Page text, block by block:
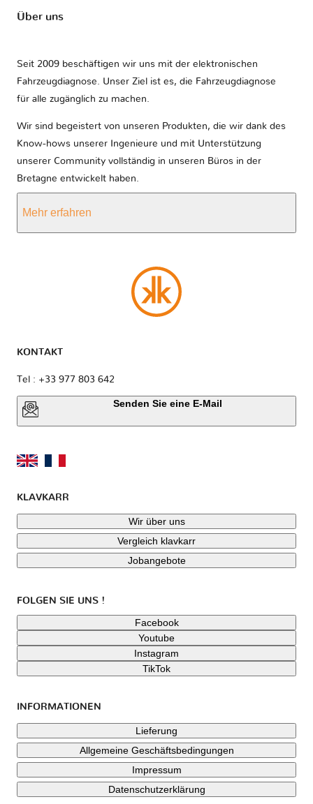
Über uns
Seit 2009 beschäftigen wir uns mit der elektronischen
Fahrzeugdiagnose. Unser Ziel ist es, die Fahrzeugdiagnose
für alle zugänglich zu machen.
Wir sind begeistert von unseren Produkten, die wir dank des
Know-hows unserer Ingenieure und mit Unterstützung
unserer Community vollständig in unseren Büros in der
Bretagne entwickelt haben.
Mehr erfahren
KONTAKT
Tel : +33 977 803 642
Senden Sie eine E-Mail
KLAVKARR
Wir über uns
Vergleich klavkarr
Jobangebote
FOLGEN SIE UNS !
Facebook
Youtube
Instagram
TikTok
INFORMATIONEN
Lieferung
Allgemeine Geschäftsbedingungen
Impressum
Datenschutzerklärung